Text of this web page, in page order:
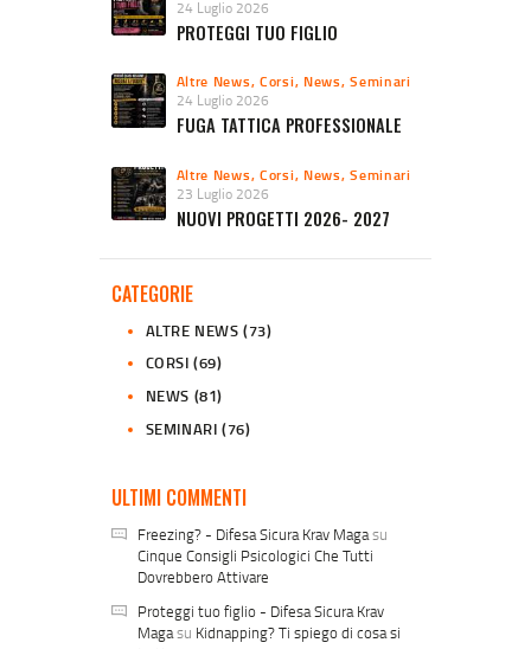
24 Luglio 2026
PROTEGGI TUO FIGLIO
Altre News,Corsi, News,Seminari
24 Luglio 2026
FUGA TATTICA PROFESSIONALE
Altre News,Corsi, News,Seminari
23 Luglio 2026
NUOVI PROGETTI 2026- 2027
CATEGORIE
ALTRE NEWS (73)
CORSI (69)
NEWS (81)
SEMINARI (76)
ULTIMI COMMENTI
Freezing? - Difesa Sicura Krav Magasu
Cinque Consigli Psicologici Che Tutti
Dovrebbero Attivare
Proteggi tuo figlio - Difesa Sicura Krav
Magasu Kidnapping? Ti spiego di cosa si